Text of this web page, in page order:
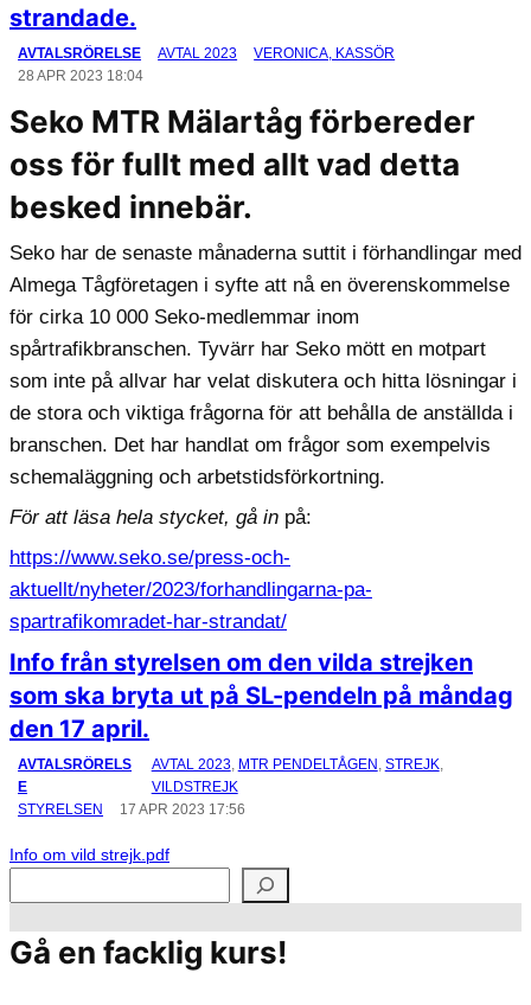
strandade.
AVTALSRÖRELSE AVTAL 2023
VERONICA, KASSÖR
28 APR 2023 18:04
Seko MTR Mälartåg förbereder
oss för fullt med allt vad detta
besked innebär.
Seko har de senaste månaderna suttit i förhandlingar med
Almega Tågföretagen i syfte att nå en överenskommelse
för cirka 10 000 Seko-medlemmar inom
spårtrafikbranschen. Tyvärr har Seko mött en motpart
som inte på allvar har velat diskutera och hitta lösningar i
de stora och viktiga frågorna för att behålla de anställda i
branschen. Det har handlat om frågor som exempelvis
schemaläggning och arbetstidsförkortning.
För att läsa hela stycket, gå in på:
https://www.seko.se/press-och-
aktuellt/nyheter/2023/forhandlingarna-pa-
spartrafikomradet-har-strandat/
Info från styrelsen om den vilda strejken
som ska bryta ut på SL-pendeln på måndag
den 17 april.
AVTALSRÖRELS
E
AVTAL 2023, MTR PENDELTÅGEN, STREJK ,
VILDSTREJK
STYRELSEN
17 APR 2023 17:56
Info om vild strejk.pdf
k
Gå en facklig kurs!